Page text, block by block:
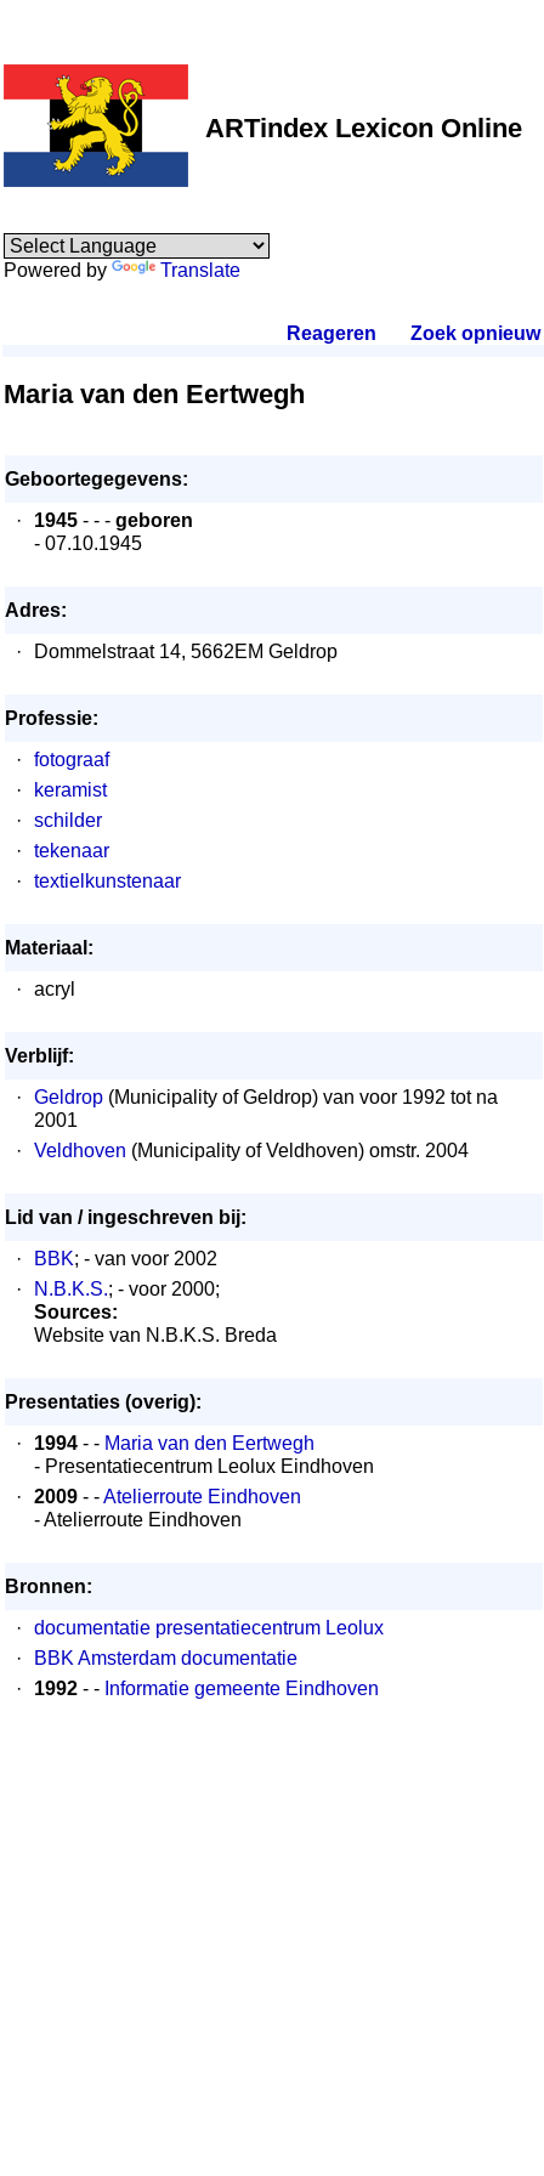
ARTindex Lexicon Online
Powered by Translate
Reageren Zoek opnieuw.
Maria van den Eertwegh
Geboortegegevens:
·
1945 - - - geboren
- 07.10.1945
Adres:
·
Dommelstraat 14, 5662EM Geldrop
Professie:
·
fotograaf
·
keramist
·
schilder
·
tekenaar
·
textielkunstenaar
Materiaal:
·
acryl
Verblijf:
·
Geldrop (Municipality of Geldrop) van voor 1992 tot na
2001
·
Veldhoven (Municipality of Veldhoven) omstr. 2004
Lid van / ingeschreven bij:
·
BBK; - van voor 2002
·
N.B.K.S.; - voor 2000;
Sources:
Website van N.B.K.S. Breda
Presentaties (overig):
·
1994 - - Maria van den Eertwegh
- Presentatiecentrum Leolux Eindhoven
·
2009 - -Atelierroute Eindhoven
- Atelierroute Eindhoven
Bronnen:
·
documentatie presentatiecentrum Leolux
·
BBK Amsterdam documentatie
·
1992 - - Informatie gemeente Eindhoven